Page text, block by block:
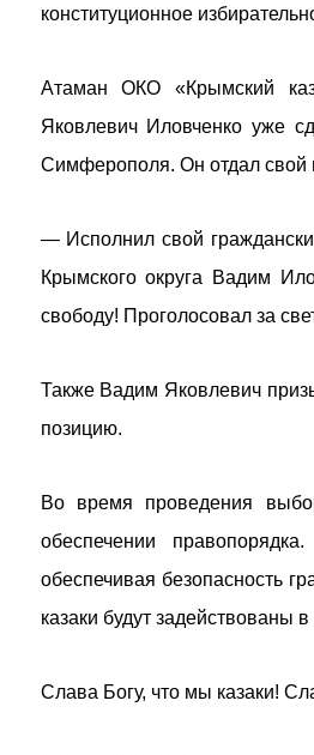
конституционное
Атаман ОКО «Крымский
Яковлевич Иловченко уже
Симферополя. Он отдал свой
— Исполнил свой
Крымского округа Вадим
свободу! Проголосовал за
Также Вадим Яковлевич
позицию.
Во время проведения
обеспечении
обеспечивая безопасность
казаки будут задействованы
Слава Богу, что мы казаки!